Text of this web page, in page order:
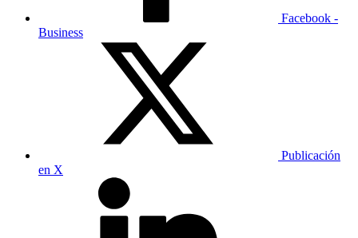
Facebook -
Business
Publicación
en X